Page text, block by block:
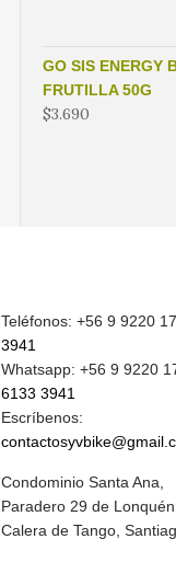
$13.990.
GO SIS ENERGY
FRUTILLA 50G
$3.690
Teléfonos: +56 9 9220
3941
Whatsapp: +56 9 9220
6133 3941
Escríbenos:
Condominio Santa Ana,
Paradero 29 de Lonquén,
Calera de Tango,